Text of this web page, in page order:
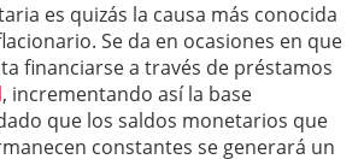
es quizás la causa más conocida
Se da en ocasiones en que
financiarse a través de préstamos
, incrementando así la base
que los saldos monetarios que
constantes se generará un